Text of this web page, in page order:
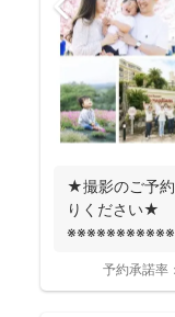
★撮影のご予
りください★
予約承諾率：